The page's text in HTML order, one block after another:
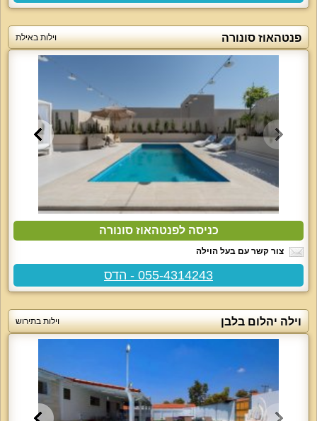
פנטהאוז סונורה וילות באילת
כניסה לפנטהאוז סונורה
צור קשר עם בעל הוילה
055-4314243 - הדס
וילה יהלום בלבן וילות בתירוש